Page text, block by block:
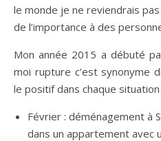
le monde je ne reviendrais
de l’importance à des
Mon année 2015 a débuté
moi rupture c’est synonyme
le positif dans chaque situation
Février : déménagement à
dans un appartement avec